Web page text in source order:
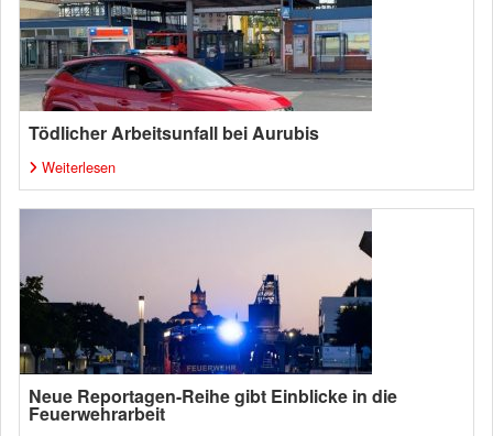
Tödlicher Arbeitsunfall bei Aurubis
Weiterlesen
Neue Reportagen-Reihe gibt Einblicke in die
Feuerwehrarbeit